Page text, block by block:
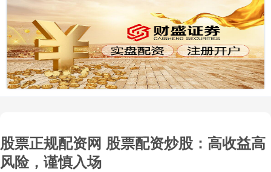
股票正规配资网 股票配资炒股：高收益高
风险，谨慎入场